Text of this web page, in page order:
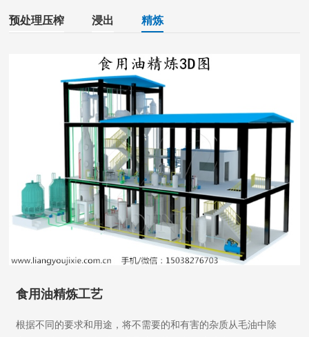
预处理压榨 浸出 精炼
食用油精炼工艺
根据不同的要求和用途，将不需要的和有害的杂质从毛油中除